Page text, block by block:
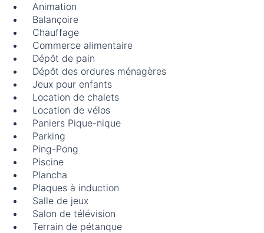
Animation
Balançoire
Chauffage
Commerce alimentaire
Dépôt de pain
Dépôt des ordures ménagères
Jeux pour enfants
Location de chalets
Location de vélos
Paniers Pique-nique
Parking
Ping-Pong
Piscine
Plancha
Plaques à induction
Salle de jeux
Salon de télévision
Terrain de pétanque